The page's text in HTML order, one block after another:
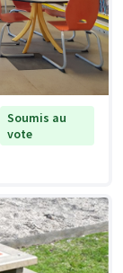
Soumis au
vote